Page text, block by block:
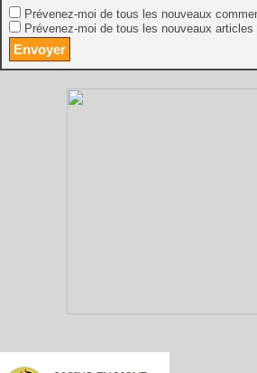
Prévenez-moi de tous les nouveaux
Prévenez-moi de tous les nouveaux articles